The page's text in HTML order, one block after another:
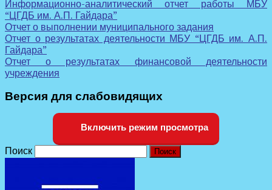
Информационно-аналитический отчет работы МБУ
“ЦГДБ им. А.П. Гайдара”
Отчет о выполнении муниципального задания
Отчет о результатах деятельности МБУ “ЦГДБ им. А.П.
Гайдара”
Отчет о результатах финансовой деятельности
учреждения
Версия для слабовидящих
Включить режим просмотра
Поиск